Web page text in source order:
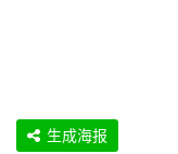
生成海报